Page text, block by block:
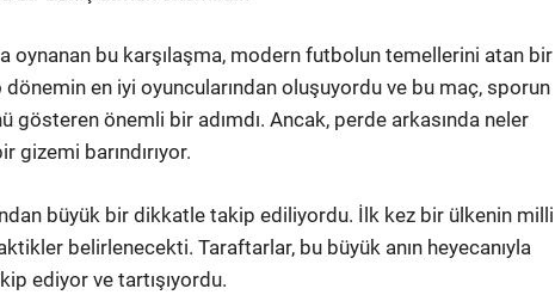
oynanan bu karşılaşma, modern futbolun temellerini atan bir
en iyi oyuncularından oluşuyordu ve bu maç, sporun
gösteren önemli bir adımdı. Ancak, perde arkasında neler
barındırıyor.
büyük bir dikkatle takip ediliyordu. İlk kez bir ülkenin milli
belirlenecekti. Taraftarlar, bu büyük anın heyecanıyla
ediyor ve tartışıyordu.